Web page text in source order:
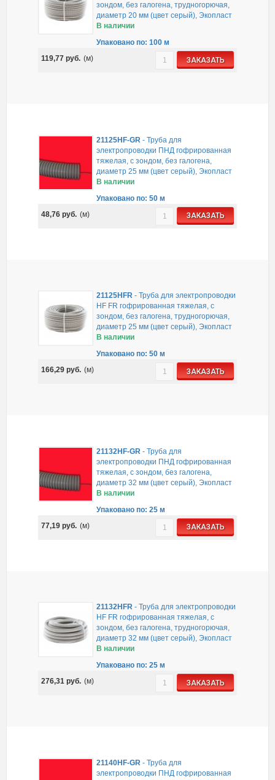
зондом, без галогена, трудногорючая,
диаметр 20 мм (цвет серый), Экопласт
В наличии
Упаковано по: 100 м
119,77 руб. (м) ЗАКАЗАТЬ
21125HF-GR - Труба для
электропроводки ПНД гофрированная
тяжелая, с зондом, без галогена,
диаметр 25 мм (цвет серый), Экопласт
В наличии
Упаковано по: 50 м
48,76 руб. (м) ЗАКАЗАТЬ
21125HFR- Труба для электропроводки
HF FR гофрированная тяжелая, с
зондом, без галогена, трудногорючая,
диаметр 25 мм (цвет серый), Экопласт
В наличии
Упаковано по: 50 м
166,29 руб. (м) ЗАКАЗАТЬ
21132HF-GR - Труба для
электропроводки ПНД гофрированная
тяжелая, с зондом, без галогена,
диаметр 32 мм (цвет серый), Экопласт
В наличии
Упаковано по: 25 м
77,19 руб. (м) ЗАКАЗАТЬ
21132HFR- Труба для электропроводки
HF FR гофрированная тяжелая, с
зондом, без галогена, трудногорючая,
диаметр 32 мм (цвет серый), Экопласт
В наличии
Упаковано по: 25 м
276,31 руб. (м) ЗАКАЗАТЬ
21140HF-GR - Труба для
электропроводки ПНД гофрированная